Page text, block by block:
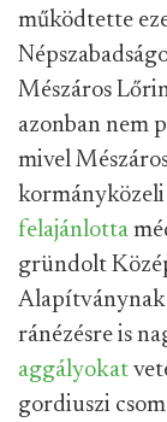
működtette
Mészáros
azonban nem
mivel
felajánlotta
gründolt
Alapítványnak
ránézésre is
aggályokat
gordiuszi